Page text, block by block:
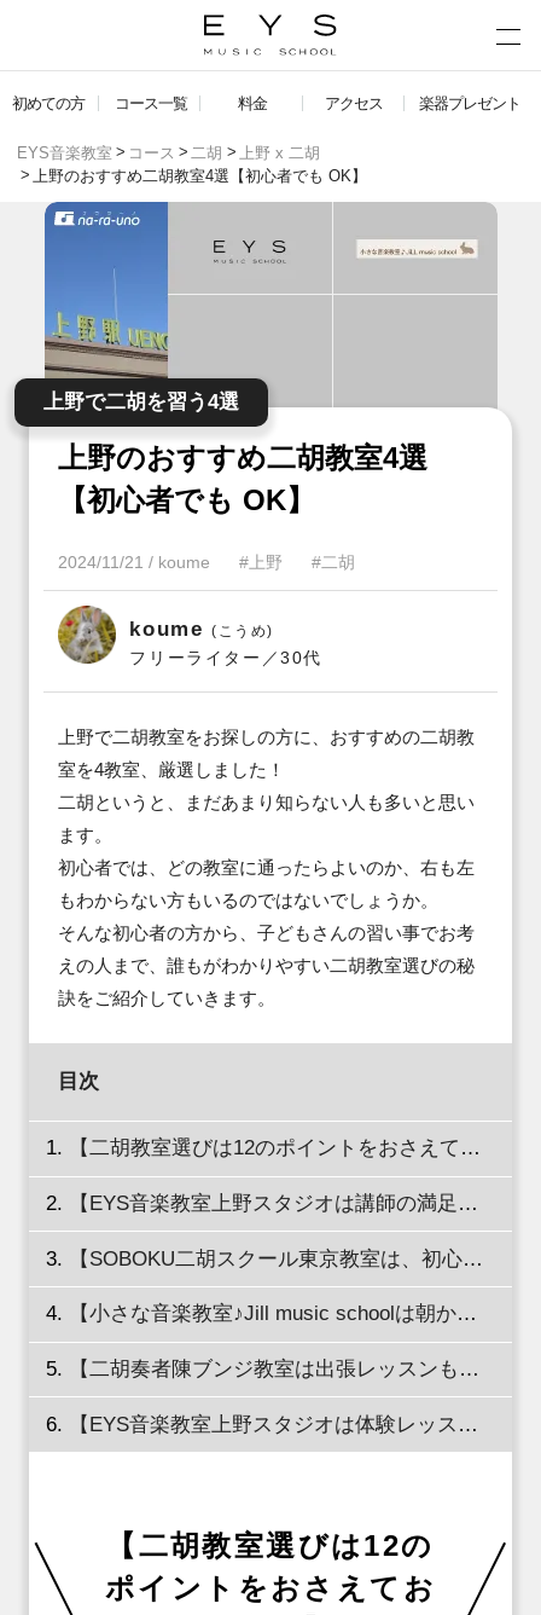
初めての方 コース一覧 料金 アクセス 楽器プレゼント
EYS音楽教室 コース 二胡
上野 x 二胡
上野のおすすめ二胡教室4選【初心者でも OK】
上野のおすすめ二胡教室4選
【初心者でも OK】
上野で二胡を習う4選
2024/11/21 / koume #上野 #二胡
koume(こうめ)
フリーライター／30代
上野で二胡教室をお探しの方に、おすすめの二胡教
室を4教室、厳選しました！
二胡というと、まだあまり知らない人も多いと思い
ます。
初心者では、どの教室に通ったらよいのか、右も左
もわからない方もいるのではないでしょうか。
そんな初心者の方から、子どもさんの習い事でお考
えの人まで、誰もがわかりやすい二胡教室選びの秘
訣をご紹介していきます。
目次
【二胡教室選びは12のポイントをおさえておこう！】
【EYS音楽教室上野スタジオは講師の満足度を公開している！】
【SOBOKU二胡スクール東京教室は、初心者から講師養成までコースが豊富！】
【小さな音楽教室♪Jill music schoolは朝からレッスンできる！】
【二胡奏者陳ブンジ教室は出張レッスンも可能！】
【EYS音楽教室上野スタジオは体験レッスン無料！】
【二胡教室選びは12の
ポイントをおさえてお